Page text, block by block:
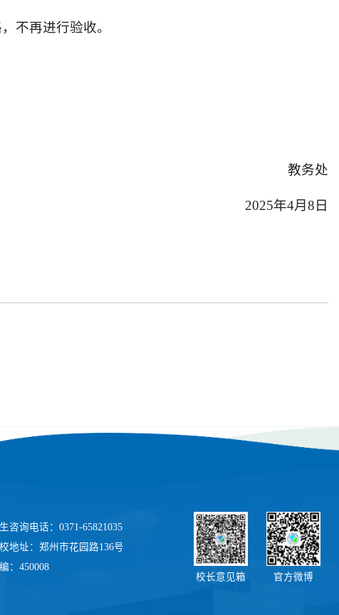
不再进行验收。
教务处
2025年4月8日
咨询电话：0371-65821035
地址：郑州市花园路136号
：450008
校长意见箱
官方微博